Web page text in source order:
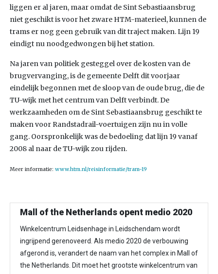
liggen er al jaren, maar omdat de Sint Sebastiaansbrug
niet geschikt is voor het zware HTM-materieel, kunnen de
trams er nog geen gebruik van dit traject maken. Lijn 19
eindigt nu noodgedwongen bij het station.
Na jaren van politiek gesteggel over de kosten van de
brugvervanging, is de gemeente Delft dit voorjaar
eindelijk begonnen met de sloop van de oude brug, die de
TU-wijk met het centrum van Delft verbindt. De
werkzaamheden om de Sint Sebastiaansbrug geschikt te
maken voor Randstadrail-voertuigen zijn nu in volle
gang. Oorspronkelijk was de bedoeling dat lijn 19 vanaf
2008 al naar de TU-wijk zou rijden.
Meer informatie: www.htm.nl/reisinformatie/tram-19
Mall of the Netherlands opent medio 2020
Winkelcentrum Leidsenhage in Leidschendam wordt
ingrijpend gerenoveerd. Als medio 2020 de verbouwing
afgerond is, verandert de naam van het complex in Mall of
the Netherlands. Dit moet het grootste winkelcentrum van